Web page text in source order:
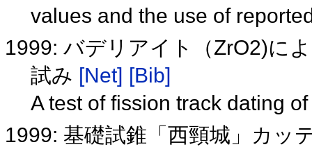
values and the use of
1999: バデリアイト（ZrO2)に
試み [Net] [Bib]
A test of fission track dating
1999: 基礎試錐「西頸城」カッ